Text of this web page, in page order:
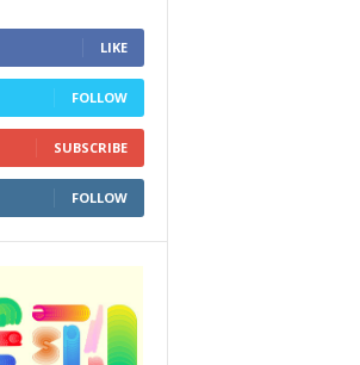
LIKE
FOLLOW
SUBSCRIBE
FOLLOW